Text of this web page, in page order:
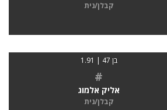
קבלן/נית
בן 47 | 1.91
#
אליק אלמוג
קבלן/נית